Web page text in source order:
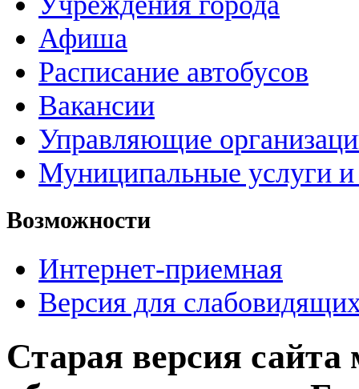
Афиша
Расписание автобусов
Вакансии
Управляющие
Муниципальные услуги
Возможности
Интернет-приемная
Версия для
Старая версия